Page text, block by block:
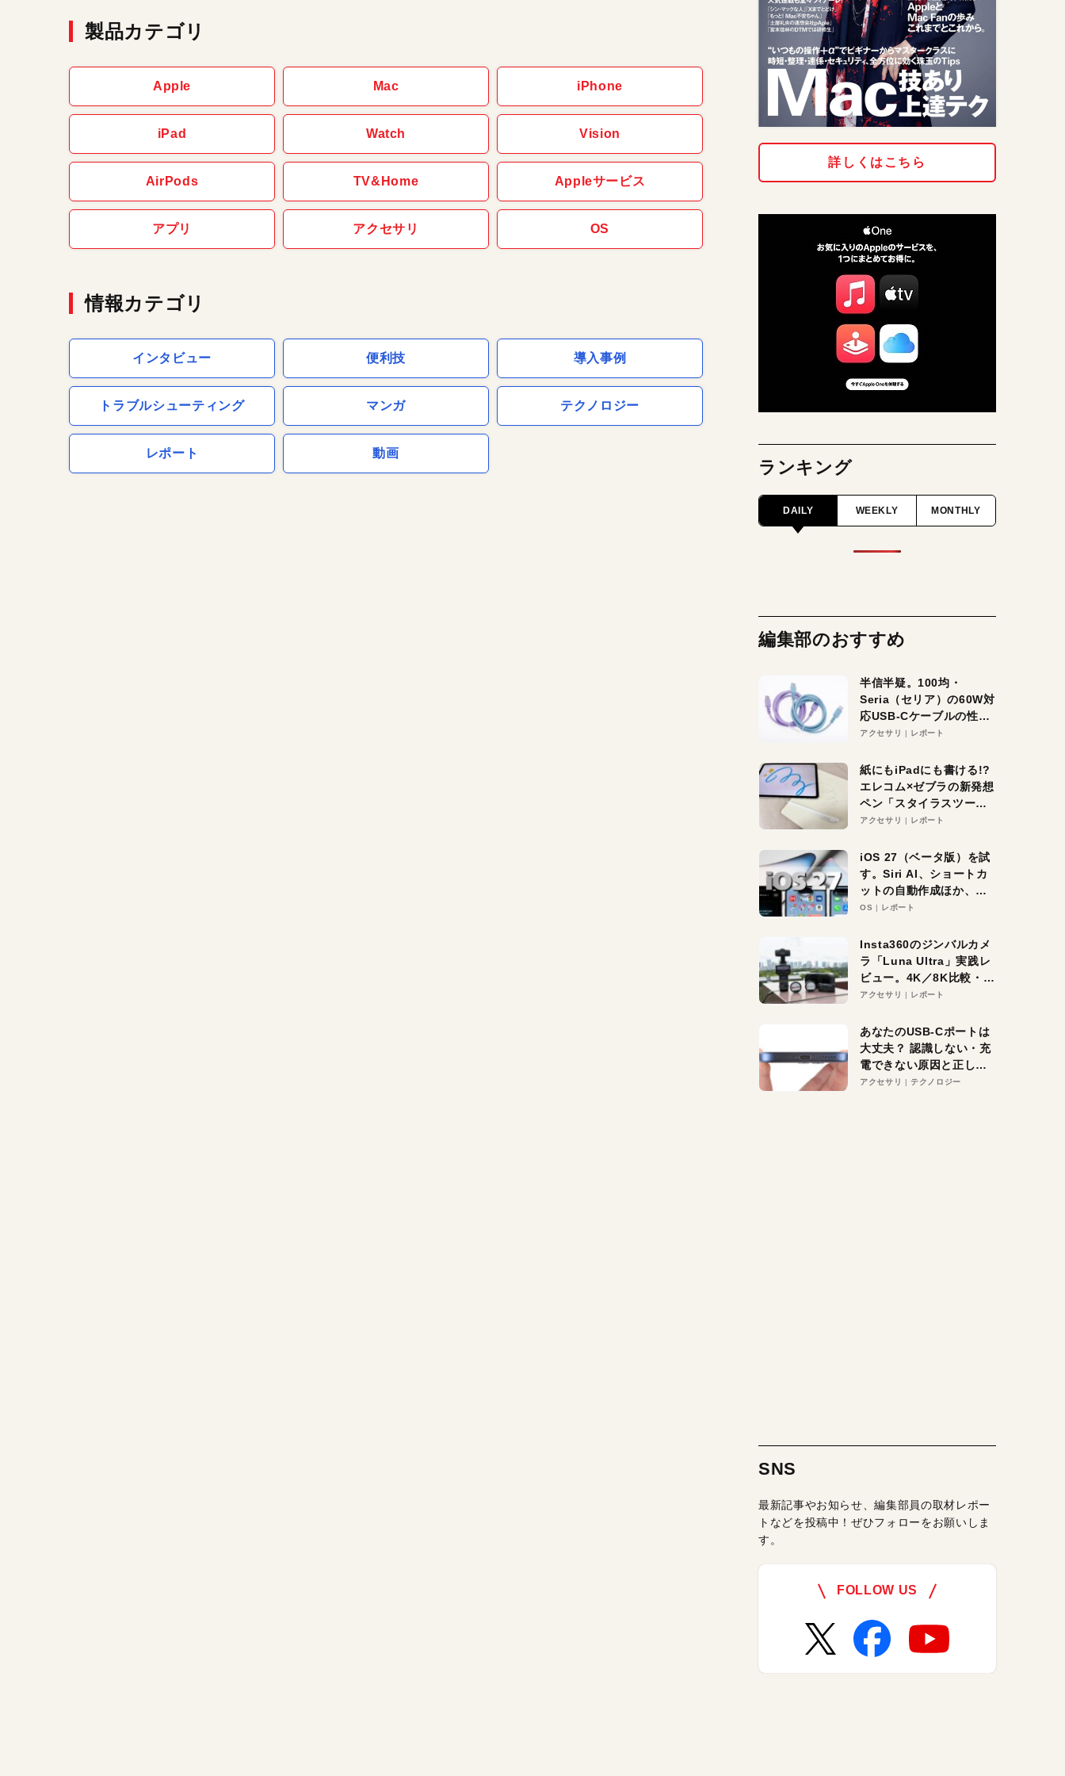
製品カテゴリ
Apple Mac iPhone
iPad Watch Vision
AirPods TV&Home Appleサービス
アプリ アクセサリ OS
情報カテゴリ
インタビュー 便利技 導入事例
トラブルシューティング マンガ テクノロジー
レポート 動画
詳しくはこちら
ランキング
DAILY WEEKLY MONTHLY
編集部のおすすめ
半信半疑。100均・
Seria（セリア）の60W対
応USB-Cケーブルの性能
を検証。超コスパの1本を
アクセサリ レポート
紙にもiPadにも書ける!?
エレコム×ゼブラの新発想
ペン「スタイラスツーウ
ェイ」レビュー。持ち替
アクセサリ レポート
iOS 27（ベータ版）を試
す。Siri AI、ショートカ
ットの自動作成ほか、期
待大の便利機能5選。
る未来はすぐそこ！
OS レポート
Insta360のジンバルカメ
ラ「Luna Ultra」実践レ
ビュー。4K／8K比較・ズ
ーム・夜間撮影をチェッ
アクセサリ レポート
あなたのUSB-Cポートは
大丈夫？ 認識しない・充
電できない原因と正しい
対策
アクセサリ テクノロジー
SNS
最新記事やお知らせ、編集部員の取材レポー
トなどを投稿中！ぜひフォローをお願いしま
す。
FOLLOW US